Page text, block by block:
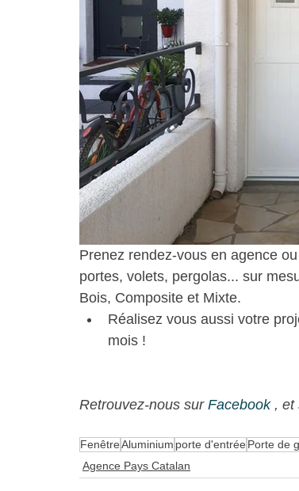
Prenez rendez-vous en agence
portes, volets, pergolas... sur
Bois, Composite et Mixte.
Réalisez vous aussi votre
mois !
Retrouvez-nous sur Facebook , et
FenêtreAluminium porte d'entrée Porte de
Agence Pays Catalan